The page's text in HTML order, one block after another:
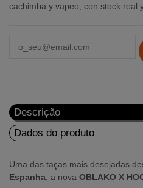
cachimba y vapeo, con stock real
Descrição
Dados do produto
Uma das taças mais desejadas
Espanha , a nova OBLAKO X